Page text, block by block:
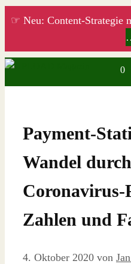
Zum
☞ Neu: Content-Strategie
0
Payment-
Wandel
Coronavirus-
Zahlen und
4. Oktober 2020 von